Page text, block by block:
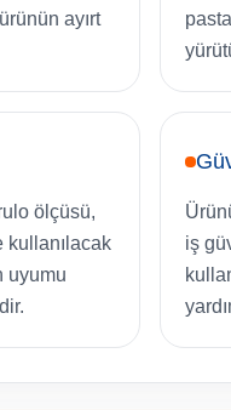
ayırt
ölçüsü,
kullanılacak
uyumu
iş